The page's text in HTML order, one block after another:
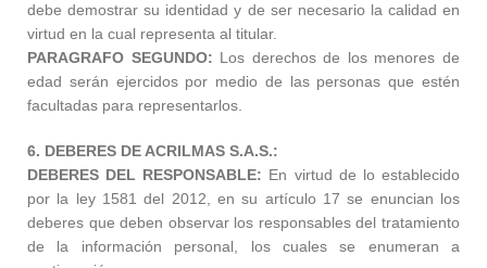
debe demostrar su identidad y de ser necesario la calidad en
virtud en la cual representa al titular.
PARAGRAFO SEGUNDO: Los derechos de los menores de
edad serán ejercidos por medio de las personas que estén
facultadas para representarlos.
6. DEBERES DE ACRILMAS S.A.S.:
DEBERES DEL RESPONSABLE: En virtud de lo establecido
por la ley 1581 del 2012, en su artículo 17 se enuncian los
deberes que deben observar los responsables del tratamiento
de la información personal, los cuales se enumeran a